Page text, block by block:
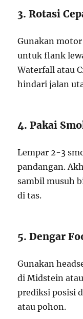
3. Rotasi
Gunakan
untuk flank
Waterfall atau
hindari jalan
4. Pakai
Lempar 2-3
pandangan.
sambil musuh
di tas.
5. Dengar
Gunakan
di Midstein
prediksi posisi
atau pohon.